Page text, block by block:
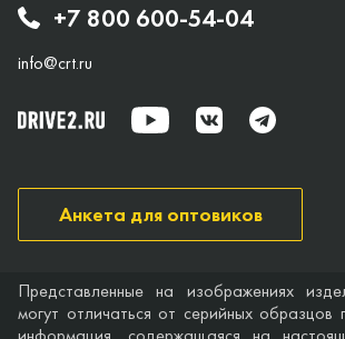
+7 800 600-54-04
info@crt.ru
Анкета для оптовиков
Представленные на изображениях
могут отличаться от серийных